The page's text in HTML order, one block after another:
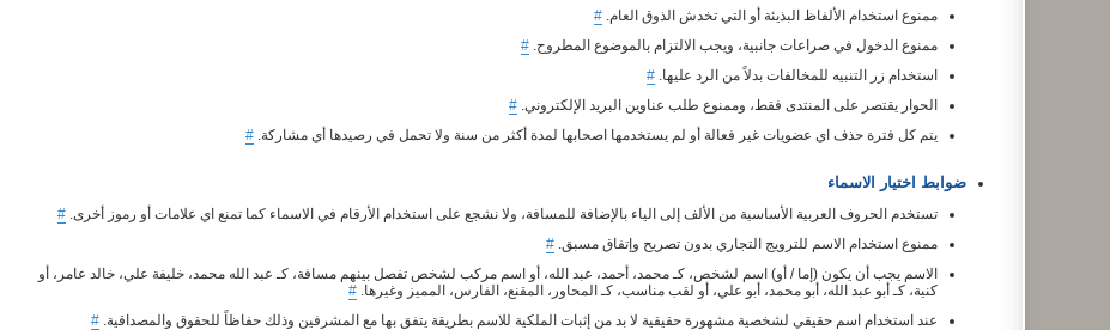
ممنوع استخدام الألفاظ البذيئة أو التي تخدش الذوق العام. #
ممنوع الدخول في صراعات جانبية، ويجب الالتزام بالموضوع المطروح. #
استخدام زر التنبيه للمخالفات بدلاً من الرد عليها. #
الحوار يقتصر على المنتدى فقط، وممنوع طلب عناوين البريد الإلكتروني. #
يتم كل فترة حذف اي عضويات غير فعالة أو لم يستخدمها اصحابها لمدة أكثر من سنة ولا تحمل في رصيدها أي مشاركة. #
ضوابط اختيار الاسماء
تستخدم الحروف العربية الأساسية من الألف إلى الياء بالإضافة للمسافة، ولا نشجع على استخدام الأرقام في الاسماء كما تمنع اي علامات أو رموز أخرى. #
ممنوع استخدام الاسم للترويج التجاري بدون تصريح وإتفاق مسبق. #
الاسم يجب أن يكون (إما / أو) اسم لشخص، كـ محمد، أحمد، عبد الله، أو اسم مركب لشخص تفصل بينهم مسافة، كـ عبد الله محمد، خليفة علي، خالد عامر، أو
كنية، كـ أبو عبد الله، أبو محمد، أبو علي، أو لقب مناسب، كـ المحاور، المقنع، الفارس، المميز وغيرها. #
عند استخدام اسم حقيقي لشخصية مشهورة حقيقية لا بد من إثبات الملكية للاسم بطريقة يتفق بها مع المشرفين وذلك حفاظاً للحقوق والمصداقية. #